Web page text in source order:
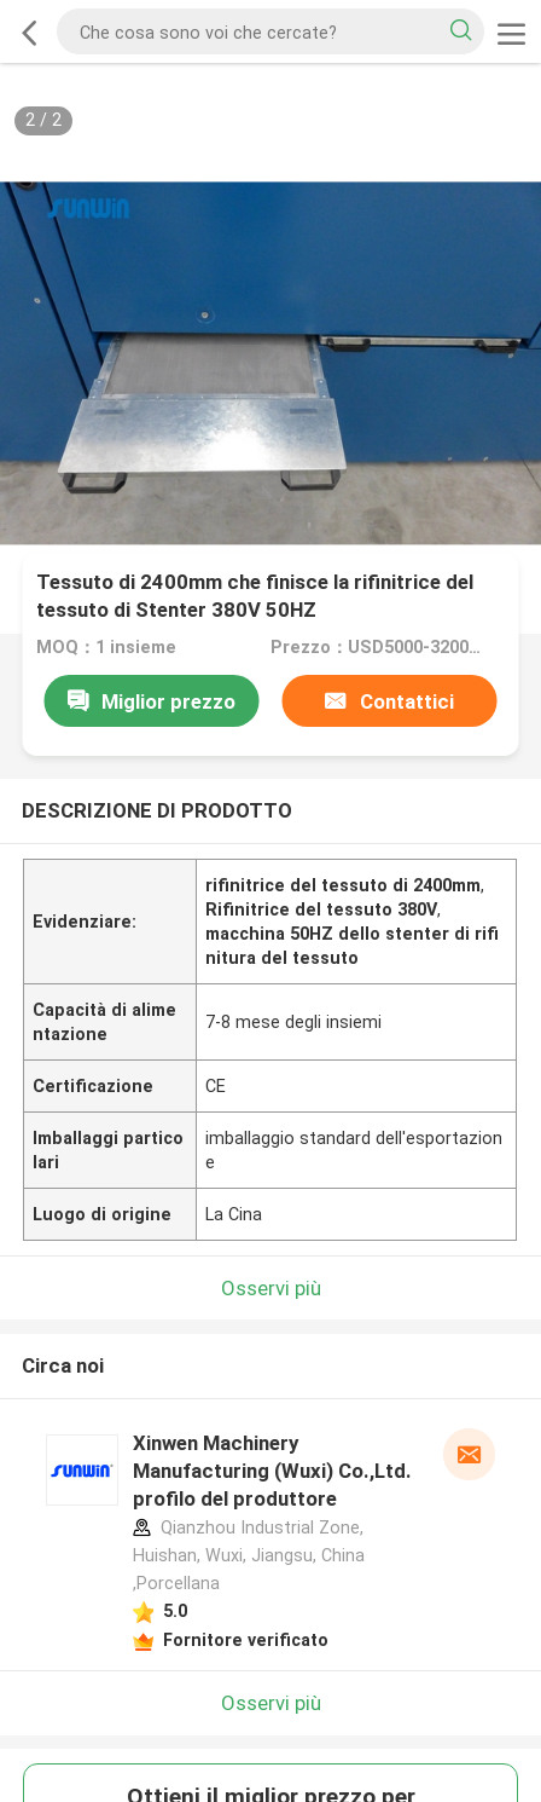
2/ 2
Tessuto di 2400mm che finisce la rifinitrice del
tessuto di Stenter 380V 50HZ
MOQ：1 insieme Prezzo：USD5000-320000
Miglior prezzo Contattici
DESCRIZIONE DI PRODOTTO
Evidenziare:
rifinitrice del tessuto di 2400mm,
Rifinitrice del tessuto 380V,
macchina 50HZ dello stenter di rifi
nitura del tessuto
Capacità di alime
ntazione
7-8 mese degli insiemi
Certificazione CE
Imballaggi partico
lari
imballaggio standard dell'esportazion
e
Luogo di origine La Cina
Osservi più
Circa noi
Xinwen Machinery
Manufacturing (Wuxi) Co.,Ltd.
profilo del produttore
Qianzhou Industrial Zone,
Huishan, Wuxi, Jiangsu, China
,Porcellana
5.0
Fornitore verificato
Osservi più